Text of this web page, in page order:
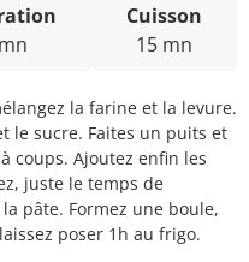
Cuisson
15 mn
la farine et la levure.
le sucre. Faites un puits et
coups. Ajoutez enfin les
juste le temps de
pâte. Formez une boule,
poser 1h au frigo.